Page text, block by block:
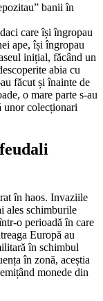
banii în
care își îngropau
ape, își îngropau
inițial, făcând un
abia cu
făcut și înainte de
o mare parte s-au
unor colecționari
în haos. Invaziile
ales schimburile
o perioadă în care
Europă au
în schimbul
în zonă, aceștia
monede din